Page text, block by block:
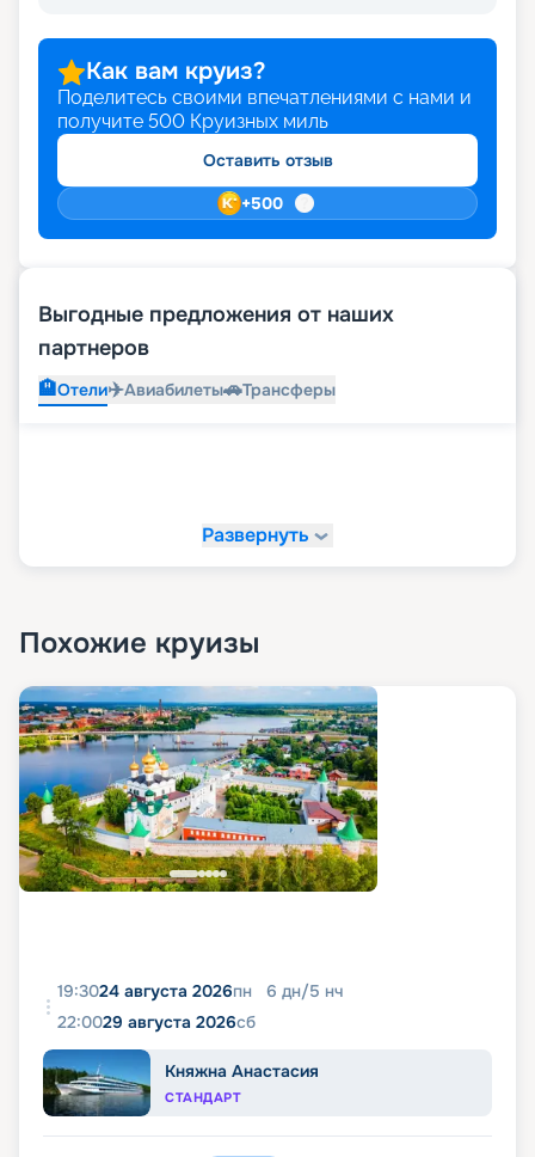
Как вам круиз?
Поделитесь своими впечатлениями с нами и
получите 500 Круизных миль
Оставить отзыв
+500
Выгодные предложения от наших
партнеров
🏨Отели✈️Авиабилеты🚗Трансферы
Развернуть
Похожие круизы
19:3024 августа 2026пн 6 дн/5 нч
22:0029 августа 2026сб
Княжна Анастасия
СТАНДАРТ